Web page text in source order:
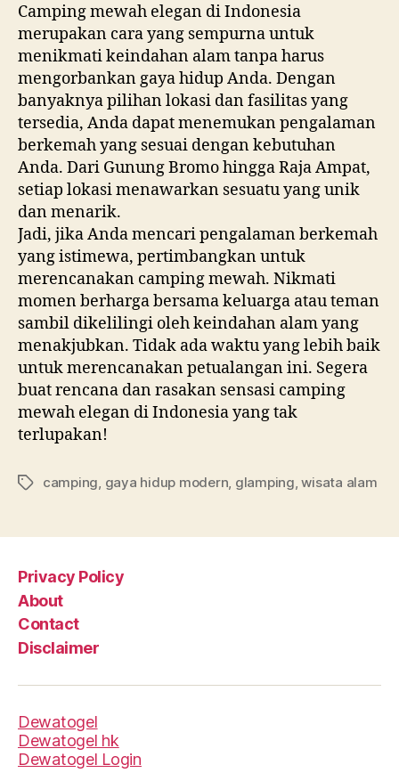
Camping mewah elegan di Indonesia
merupakan cara yang sempurna untuk
menikmati keindahan alam tanpa harus
mengorbankan gaya hidup Anda. Dengan
banyaknya pilihan lokasi dan fasilitas yang
tersedia, Anda dapat menemukan pengalaman
berkemah yang sesuai dengan kebutuhan
Anda. Dari Gunung Bromo hingga Raja Ampat,
setiap lokasi menawarkan sesuatu yang unik
dan menarik.
Jadi, jika Anda mencari pengalaman berkemah
yang istimewa, pertimbangkan untuk
merencanakan camping mewah. Nikmati
momen berharga bersama keluarga atau teman
sambil dikelilingi oleh keindahan alam yang
menakjubkan. Tidak ada waktu yang lebih baik
untuk merencanakan petualangan ini. Segera
buat rencana dan rasakan sensasi camping
mewah elegan di Indonesia yang tak
terlupakan!
Tagscamping, gaya hidup modern, glamping,wisata alam
Privacy Policy
About
Contact
Disclaimer
Dewatogel
Dewatogel hk
Dewatogel Login